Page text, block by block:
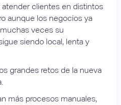
atender clientes en distintos
aunque los negocios ya
veces su
siendo local, lenta y
grandes retos de la nueva
más procesos manuales,